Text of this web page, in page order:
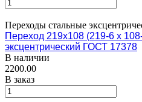
Переходы стальные
Переход 219х108 (219-6 х
эксцентрический ГОСТ 17378
В наличии
2200.00
В заказ